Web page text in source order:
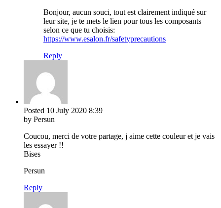
Bonjour, aucun souci, tout est clairement indiqué sur
leur site, je te mets le lien pour tous les composants
selon ce que tu choisis:
https://www.esalon.fr/safetyprecautions
Reply
Posted 10 July 2020 8:39
by Persun
Coucou, merci de votre partage, j aime cette couleur et je vais
les essayer !!
Bises
Persun
Reply